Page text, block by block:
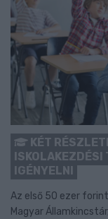
KÉT
ISKOLAKEZDÉSI
IGÉNYELNI
Az első 50 ezer
Magyar